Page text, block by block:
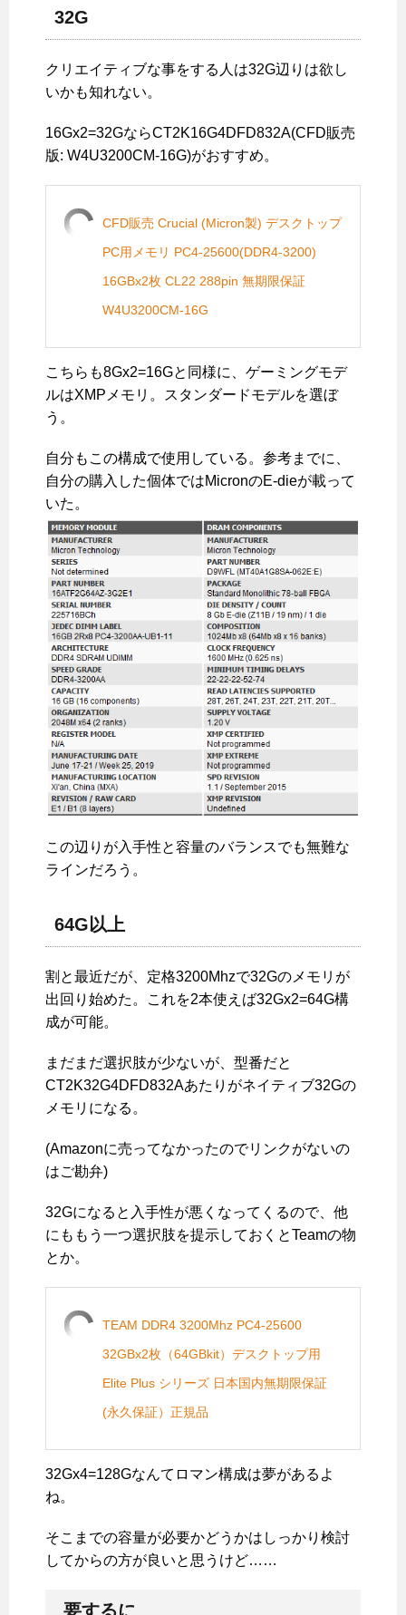
32G
クリエイティブな事をする人は32G辺りは欲し
いかも知れない。
16Gx2=32GならCT2K16G4DFD832A(CFD販売
版: W4U3200CM-16G)がおすすめ。
CFD販売 Crucial (Micron製) デスクトップ
PC用メモリ PC4-25600(DDR4-3200)
16GBx2枚 CL22 288pin 無期限保証
W4U3200CM-16G
こちらも8Gx2=16Gと同様に、ゲーミングモデ
ルはXMPメモリ。スタンダードモデルを選ぼ
う。
自分もこの構成で使用している。参考までに、
自分の購入した個体ではMicronのE-dieが載って
いた。
この辺りが入手性と容量のバランスでも無難な
ラインだろう。
64G以上
割と最近だが、定格3200Mhzで32Gのメモリが
出回り始めた。これを2本使えば32Gx2=64G構
成が可能。
まだまだ選択肢が少ないが、型番だと
CT2K32G4DFD832Aあたりがネイティブ32Gの
メモリになる。
(Amazonに売ってなかったのでリンクがないの
はご勘弁)
32Gになると入手性が悪くなってくるので、他
にももう一つ選択肢を提示しておくとTeamの物
とか。
TEAM DDR4 3200Mhz PC4-25600
32GBx2枚（64GBkit）デスクトップ用
Elite Plus シリーズ 日本国内無期限保証
(永久保証）正規品
32Gx4=128Gなんてロマン構成は夢があるよ
ね。
そこまでの容量が必要かどうかはしっかり検討
してからの方が良いと思うけど……
要するに